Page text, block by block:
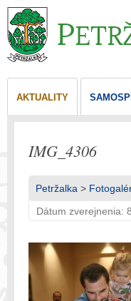
AKTUALITY
IMG_4306
Petržalka >
Dátum zverejnenia: